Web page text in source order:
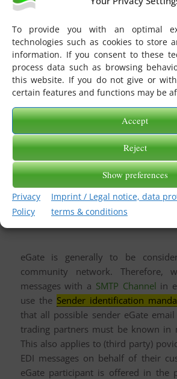
To provide you with an optimal
technologies such as cookies to store
information. If you consent to these
process data such as browsing
this website. If you do not give or
certain features and functions may be
Accept
Reject
Show preferences
Privacy
Policy
Imprint / Legal notice, data
terms & conditions
participate in its further development.
Experience theWebinar “GTS”on
German).
Or read thePeter Büdel USER
expectations in the GTS eBiss project.
/
What do I do
provider ini file?
EBISS EGATE
eGate is generally to be
community network. Therefore,
messages with a SMTP Channel in
use the Sender identification
that all possible sender eGate
trading partners must be known in
This also applies to (third party)
EDI messages on behalf of their
eGate participant is offered in the